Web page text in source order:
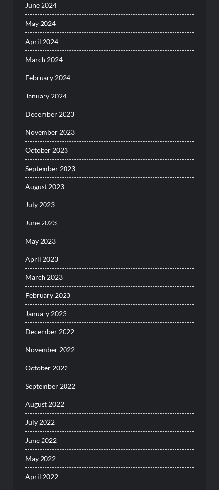
June 2024
May 2024
April 2024
March 2024
February 2024
January 2024
December 2023
November 2023
October 2023
September 2023
August 2023
July 2023
June 2023
May 2023
April 2023
March 2023
February 2023
January 2023
December 2022
November 2022
October 2022
September 2022
August 2022
July 2022
June 2022
May 2022
April 2022